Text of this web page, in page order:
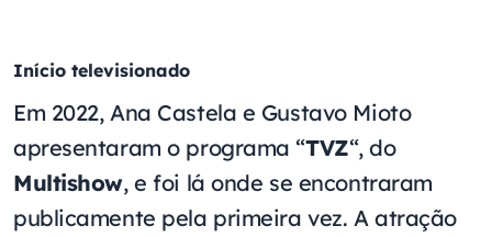
Início televisionado
Em 2022, Ana Castela e Gustavo Mioto
apresentaram o programa “TVZ“, do
Multishow, e foi lá onde se encontraram
publicamente pela primeira vez. A atração